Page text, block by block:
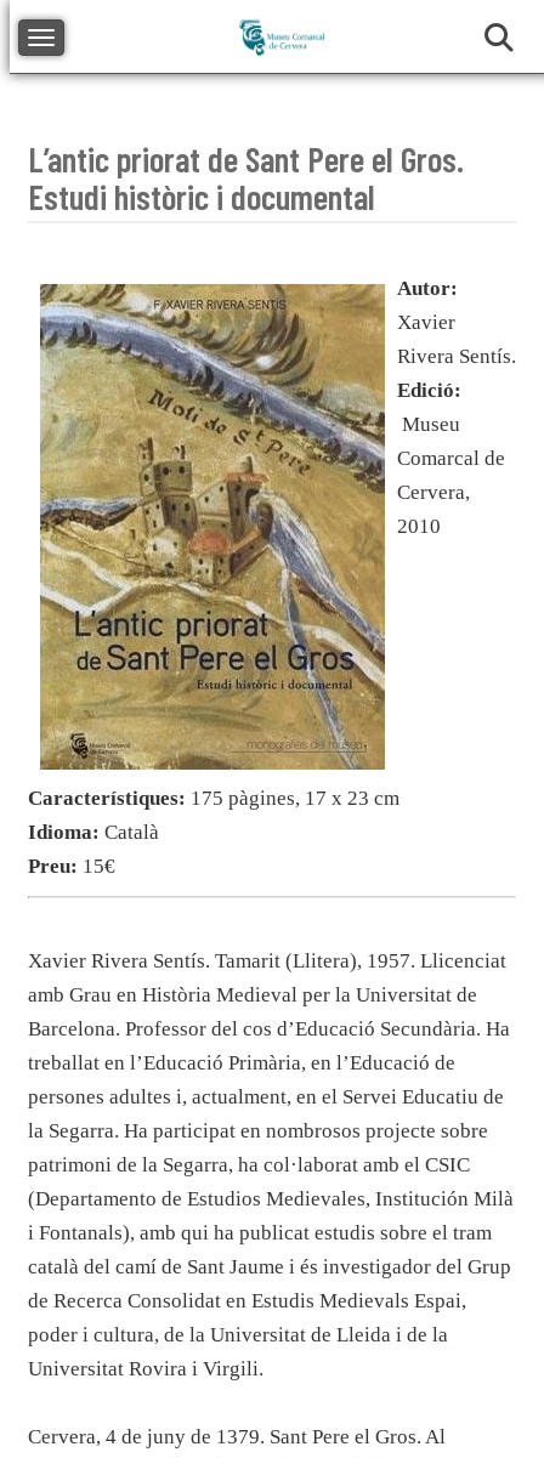
Toggle navigation
L’antic priorat de Sant Pere el Gros.
Estudi històric i documental
Autor:
Xavier
Rivera Sentís.
Edició:
Museu
Comarcal de
Cervera,
2010
Característiques: 175 pàgines, 17 x 23 cm
Idioma: Català
Preu: 15€
Xavier Rivera Sentís. Tamarit (Llitera), 1957. Llicenciat
amb Grau en Història Medieval per la Universitat de
Barcelona. Professor del cos d’Educació Secundària. Ha
treballat en l’Educació Primària, en l’Educació de
persones adultes i, actualment, en el Servei Educatiu de
la Segarra. Ha participat en nombrosos projecte sobre
patrimoni de la Segarra, ha col·laborat amb el CSIC
(Departamento de Estudios Medievales, Institución Milà
i Fontanals), amb qui ha publicat estudis sobre el tram
català del camí de Sant Jaume i és investigador del Grup
de Recerca Consolidat en Estudis Medievals Espai,
poder i cultura, de la Universitat de Lleida i de la
Universitat Rovira i Virgili.
Cervera, 4 de juny de 1379. Sant Pere el Gros. Al